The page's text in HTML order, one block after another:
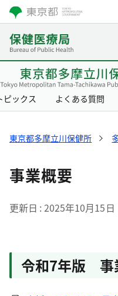
ピックス よくある質問
東京都多摩立川保健所
事業概要
更新日 2025年10月15日
令和7年版 事